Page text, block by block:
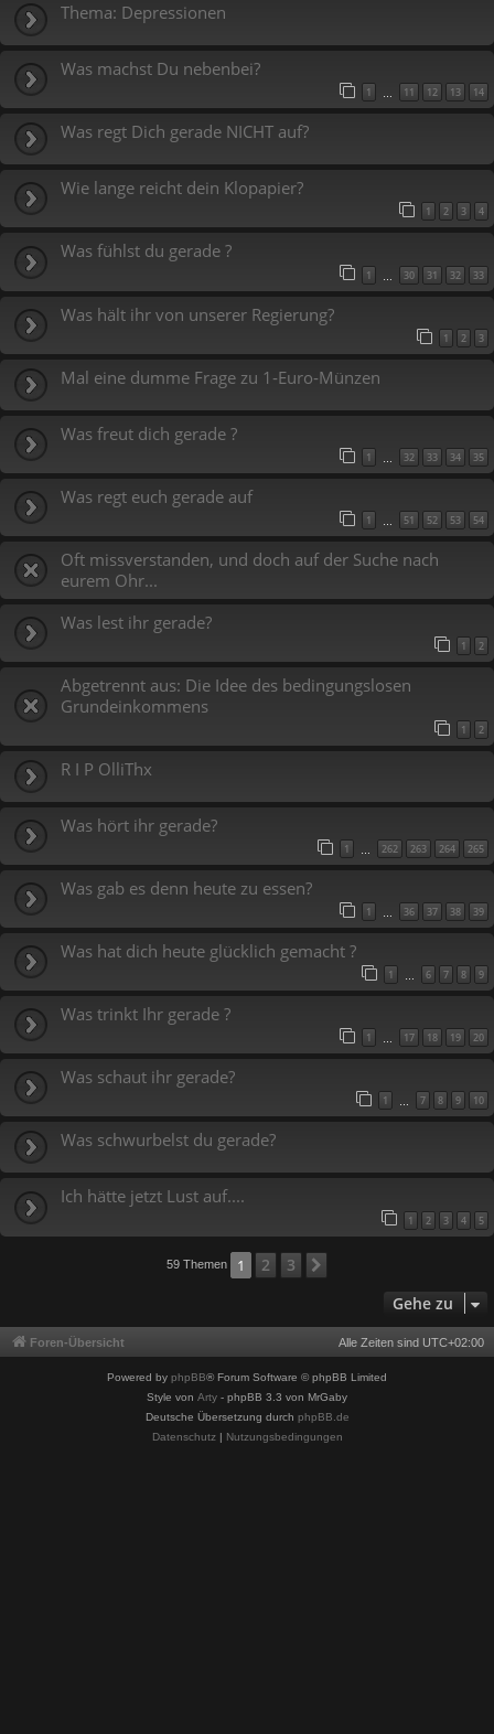
Thema: Depressionen
Was machst Du nebenbei?
1 … 11 12 13 14
Was regt Dich gerade NICHT auf?
Wie lange reicht dein Klopapier?
1 2 3 4
Was fühlst du gerade ?
1 30 31 32 33
Was hält ihr von unserer Regierung?
1 2 3
Mal eine dumme Frage zu 1‑Euro‑Münzen
Was freut dich gerade ?
1 32 33 34 35
Was regt euch gerade auf
1 51 52 53 54
Oft missverstanden, und doch auf der Suche nach
eurem Ohr...
Was lest ihr gerade?
1 2
Abgetrennt aus: Die Idee des bedingungslosen
Grundeinkommens
1 2
R I P OlliThx
Was hört ihr gerade?
1 … 262 263 264 265
Was gab es denn heute zu essen?
1 … 36 37 38 39
Was hat dich heute glücklich gemacht ?
1 … 6 7 8 9
Was trinkt Ihr gerade ?
1 … 17 18 19 20
Was schaut ihr gerade?
1 … 7 8 9 10
Was schwurbelst du gerade?
Ich hätte jetzt Lust auf....
1 2 3 4 5
59 Themen 1 2 3
Gehe zu
Foren-Übersicht Alle Zeiten sind UTC+02:00
Powered by phpBB® Forum Software © phpBB Limited
Style von Arty - phpBB 3.3 von MrGaby
Deutsche Übersetzung durch phpBB.de
Datenschutz| Nutzungsbedingungen